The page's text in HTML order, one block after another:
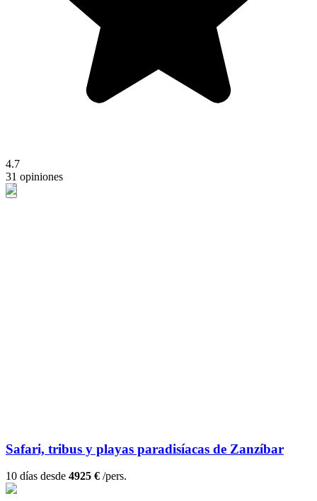
4.7
31 opiniones
Safari, tribus y playas paradisíacas de Zanzíbar
10 días desde 4925 € /pers.